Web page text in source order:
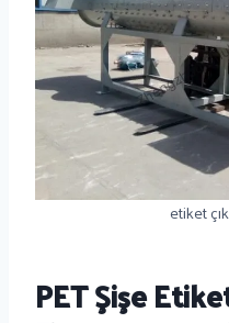
etiket
PET Şişe